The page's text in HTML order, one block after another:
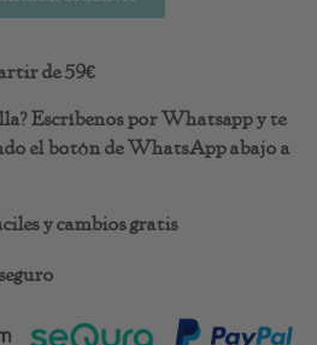
de 59€
Escríbenos por Whatsapp y te
el botón de WhatsApp abajo a
y cambios gratis